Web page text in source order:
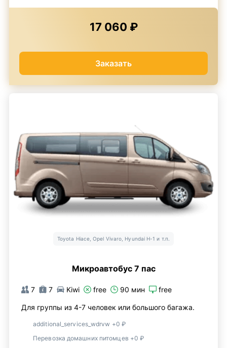
17 060 ₽
Заказать
Toyota Hiace, Opel Vivaro, Hyundai H-1 и т.п.
Микроавтобус 7 пас
7 7 Kiwi free 90 мин free
Для группы из 4-7 человек или большого багажа.
additional_services_wdrvw +0 ₽
Перевозка домашних питомцев +0 ₽